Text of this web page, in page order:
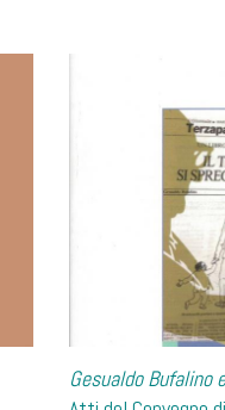
Gesualdo Bufalino